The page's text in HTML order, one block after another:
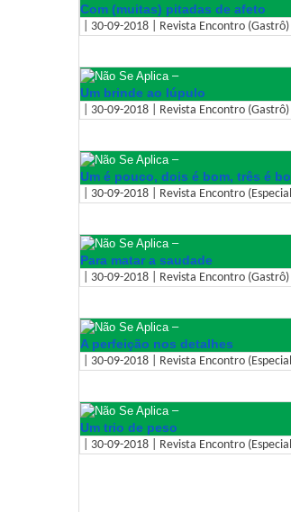
Com (muitas) pitadas de afeto
| 30-09-2018 | Revista Encontro
–
Um brinde ao lúpulo
| 30-09-2018 | Revista Encontro
–
Um é pouco, dois é bom, três é
| 30-09-2018 | Revista Encontro
–
Para matar a saudade
| 30-09-2018 | Revista Encontro
–
A perfeição nos detalhes
| 30-09-2018 | Revista Encontro
–
Um trio de peso
| 30-09-2018 | Revista Encontro